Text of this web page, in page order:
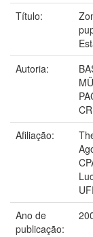
Título:
Autoria:
Afiliação:
Ano de
publicação: